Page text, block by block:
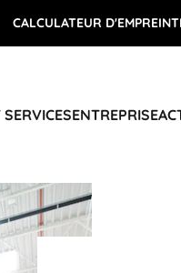
CALCULATEUR
ENTREPRISE